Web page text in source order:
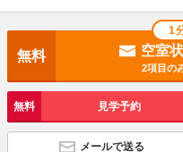
1
無料 空室
2項目の
無料 見学予約
メールで送る